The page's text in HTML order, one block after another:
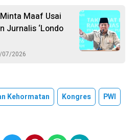
Maaf Usai
Jurnalis ‘Londo
07/2026
Kehormatan Kongres PWI